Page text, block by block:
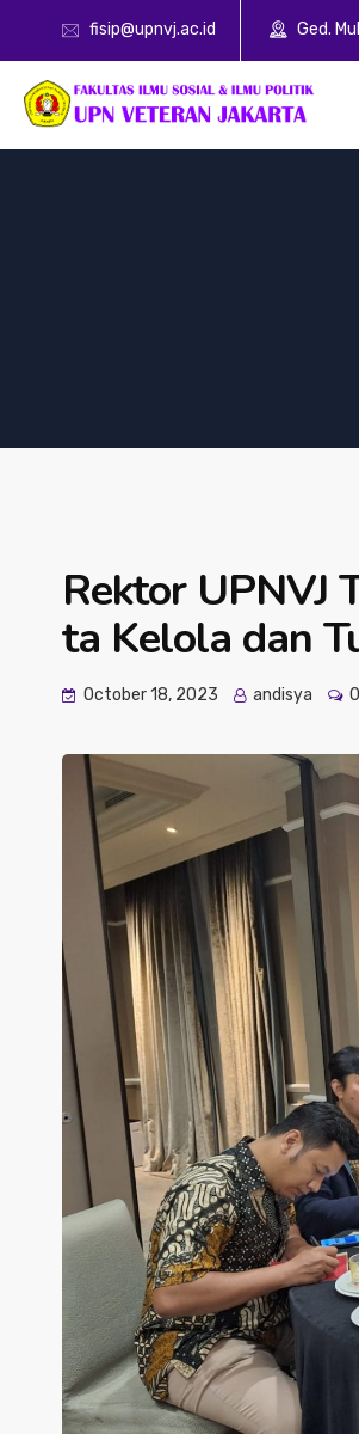
fisip@upnvj.ac.id Ged.
Rektor UPNVJ
ta Kelola dan
October 18, 2023 andisya 0